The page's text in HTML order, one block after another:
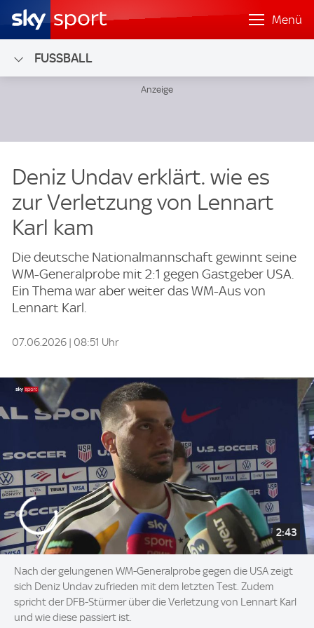
Menü
FUSSBALL
Deniz Undav erklärt. wie es
zur Verletzung von Lennart
Karl kam
Die deutsche Nationalmannschaft gewinnt seine
WM-Generalprobe mit 2:1 gegen Gastgeber USA.
Ein Thema war aber weiter das WM-Aus von
Lennart Karl.
07.06.2026 | 08:51 Uhr
2:43
Nach der gelungenen WM-Generalprobe gegen die USA zeigt
sich Deniz Undav zufrieden mit dem letzten Test. Zudem
spricht der DFB-Stürmer über die Verletzung von Lennart Karl
und wie diese passiert ist.